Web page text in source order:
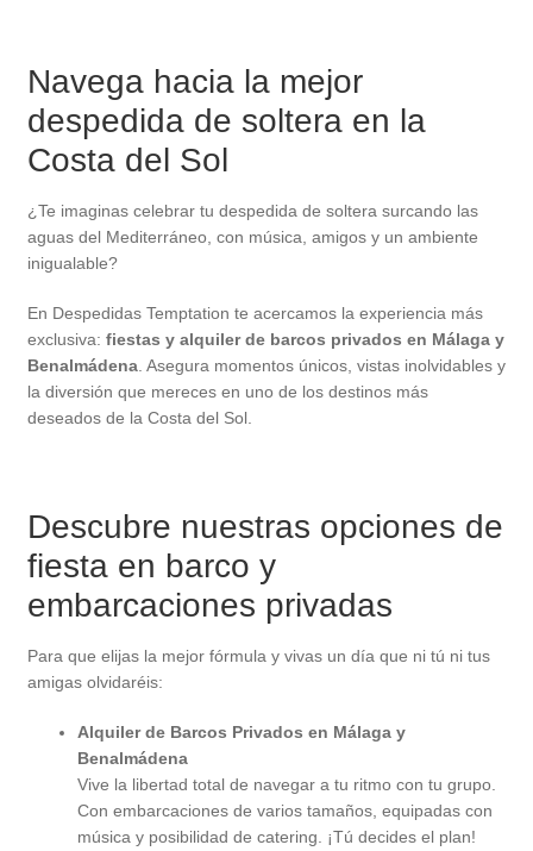
Navega hacia la mejor
despedida de soltera en la
Costa del Sol
¿Te imaginas celebrar tu despedida de soltera surcando las
aguas del Mediterráneo, con música, amigos y un ambiente
inigualable?
En Despedidas Temptation te acercamos la experiencia más
exclusiva: fiestas y alquiler de barcos privados en Málaga y
Benalmádena. Asegura momentos únicos, vistas inolvidables y
la diversión que mereces en uno de los destinos más
deseados de la Costa del Sol.
Descubre nuestras opciones de
fiesta en barco y
embarcaciones privadas
Para que elijas la mejor fórmula y vivas un día que ni tú ni tus
amigas olvidaréis:
Alquiler de Barcos Privados en Málaga y
Benalmádena
Vive la libertad total de navegar a tu ritmo con tu grupo.
Con embarcaciones de varios tamaños, equipadas con
música y posibilidad de catering. ¡Tú decides el plan!